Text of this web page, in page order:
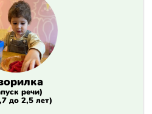
речи)
до 2,5 лет)